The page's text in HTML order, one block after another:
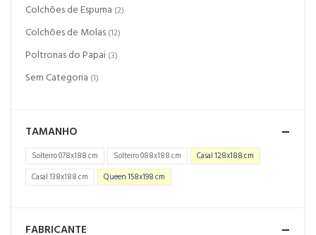
Colchões de Espuma (2)
Colchões de Molas (12)
Poltronas do Papai (3)
Sem Categoria (1)
TAMANHO
Solteiro 078x188 cm Solteiro 088x188 cm
Casal 128x188 cm
Casal 138x188 cm
Queen 158x198 cm
FABRICANTE